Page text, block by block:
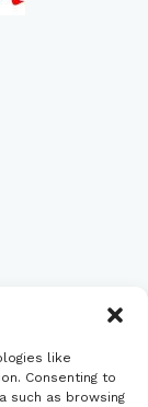
like
Consenting to
such as browsing